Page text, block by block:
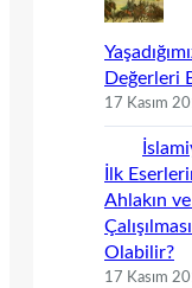
Değerleri
17 Kasım
İlk
Ahlakın
Olabilir?
17 Kasım